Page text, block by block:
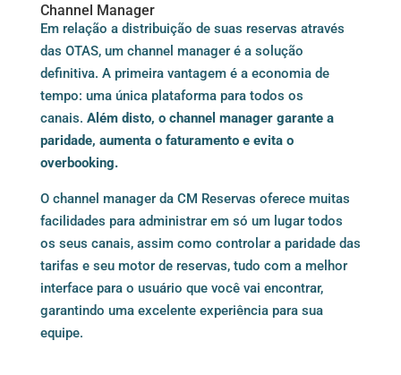
Channel Manager
Em relação a distribuição de suas reservas através
das OTAS, um channel manageré a solução
definitiva. A primeira vantagem é a economia de
tempo: uma única plataforma para todos os
canais. Além disto, o channel manager garante a
paridade, aumenta o faturamento e evita o
overbooking.
O channel manager da CM Reservas oferece muitas
facilidades para administrar em só um lugar todos
os seus canais, assim como controlar a paridade das
tarifas e seu motor de reservas, tudo com a melhor
interface para o usuário que você vai encontrar,
garantindo uma excelente experiência para sua
equipe.